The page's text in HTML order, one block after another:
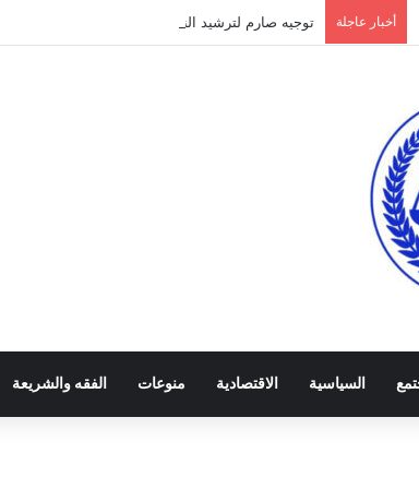
أخبار عاجلة توجيه صارم لترشيد النفقات وتعزيز موارد الدولة يسِم
السياسية الاقتصادية منوعات الفقه والشريعة